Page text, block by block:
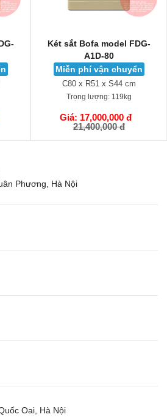
Két sắt Liberty LB58-S9-
PRO-G
Miễn phí vận chuyển
C58 x R43 x S39 cm
Trọng lượng: 71kg
Giá: 18,500,000 đ
25,900,000 đ
GIỎ HÀNG
Phương, Hà Nội
Oai, Hà Nội